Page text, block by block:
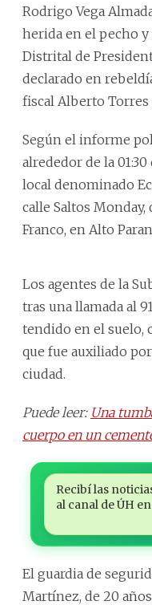
Rodrigo Vega
herida en el pecho
Distrital de
declarado en
fiscal Alberto Torres
Según el informe
alrededor de la
local denominado
calle Saltos
Franco, en Alto
Los agentes de la
tras una llamada al
tendido en el suelo,
que fue auxiliado
ciudad.
Puede leer: Una
cuerpo en un
Recibí las
al canal de ÚH
El guardia de
Martínez, de 20